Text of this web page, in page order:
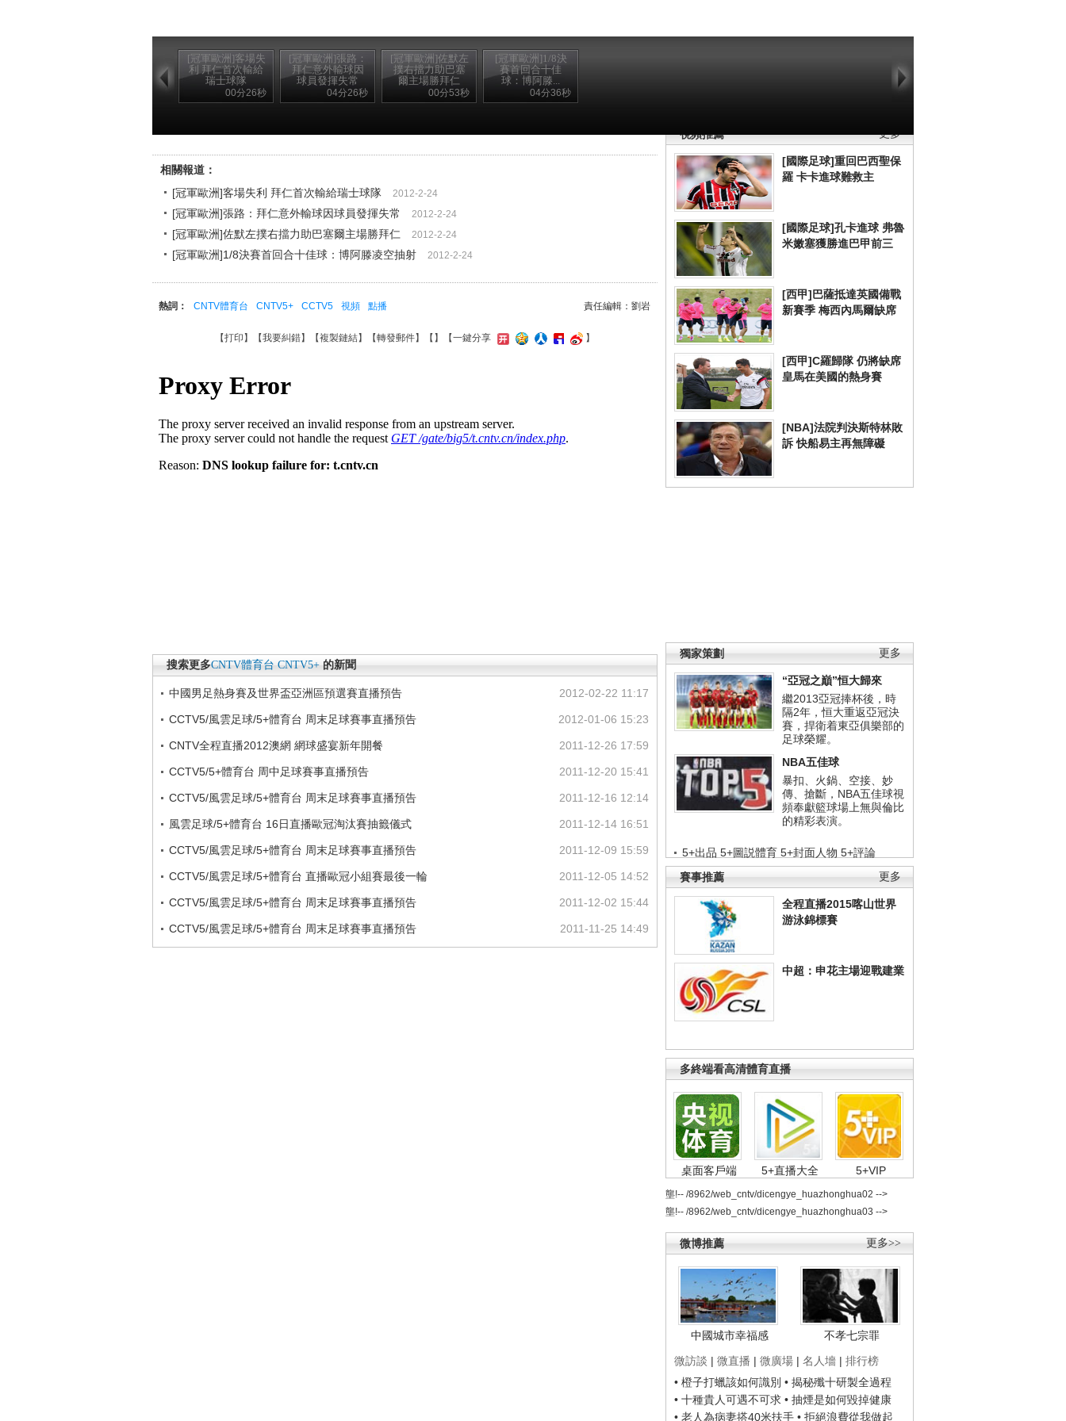
[冠軍歐洲]客場失
利 拜仁首次輸給
瑞士球隊
00分26秒
[冠軍歐洲]張路：
拜仁意外輸球因
球員發揮失常
04分26秒
[冠軍歐洲]佐默左
撲右擋力助巴塞
爾主場勝拜仁
00分53秒
[冠軍歐洲]1/8決
賽首回合十佳
球：博阿滕...
04分36秒
更多
視頻推薦
[國際足球]重回巴西聖保
羅 卡卡進球難救主
[國際足球]孔卡進球 弗魯
米嫩塞獲勝進巴甲前三
[西甲]巴薩抵達英國備戰
新賽季 梅西內馬爾缺席
[西甲]C羅歸隊 仍將缺席
皇馬在美國的熱身賽
[NBA]法院判決斯特林敗
訴 快船易主再無障礙
更多
獨家策劃
“亞冠之巔”恒大歸來
繼2013亞冠捧杯後，時
隔2年，恒大重返亞冠決
賽，捍衛着東亞俱樂部的
足球榮耀。
NBA五佳球
暴扣、火鍋、空接、妙
傳、搶斷，NBA五佳球視
頻奉獻籃球場上無與倫比
的精彩表演。
5+出品 5+圖説體育 5+封面人物 5+評論
更多
賽事推薦
全程直播2015喀山世界
游泳錦標賽
中超：申花主場迎戰建業
多終端看高清體育直播
桌面客戶端 5+直播大全 5+VIP
壟!-- /8962/web_cntv/dicengye_huazhonghua02 -->
壟!-- /8962/web_cntv/dicengye_huazhonghua03 -->
更多>>
微博推薦
中國城市幸福感
不孝七宗罪
微訪談 | 微直播 | 微廣場 | 名人墻 | 排行榜
• 橙子打蠟該如何識別 • 揭秘殲十研製全過程
• 十種貴人可遇不可求 • 抽煙是如何毀掉健康
• 老人為病妻搭40米扶手 • 拒絕浪費從我做起
相關報道：
[冠軍歐洲]客場失利 拜仁首次輸給瑞士球隊
2012-2-24
[冠軍歐洲]張路：拜仁意外輸球因球員發揮失常 2012-2-24
[冠軍歐洲]佐默左撲右擋力助巴塞爾主場勝拜仁 2012-2-24
[冠軍歐洲]1/8決賽首回合十佳球：博阿滕凌空抽射 2012-2-24
責任編輯：劉岩
熱詞： CNTV體育台 CNTV5+ CCTV5 視頻 點播
【打印 】【我要糾錯】【複製鏈結】【轉發郵件】【 】 【一鍵分享 】
搜索更多CNTV體育台 CNTV5+ 的新聞
2012-02-22 11:17
中國男足熱身賽及世界盃亞洲區預選賽直播預告
2012-01-06 15:23
CCTV5/風雲足球/5+體育台 周末足球賽事直播預告
2011-12-26 17:59
CNTV全程直播2012澳網 網球盛宴新年開餐
2011-12-20 15:41
CCTV5/5+體育台 周中足球賽事直播預告
2011-12-16 12:14
CCTV5/風雲足球/5+體育台 周末足球賽事直播預告
2011-12-14 16:51
風雲足球/5+體育台 16日直播歐冠淘汰賽抽籤儀式
2011-12-09 15:59
CCTV5/風雲足球/5+體育台 周末足球賽事直播預告
2011-12-05 14:52
CCTV5/風雲足球/5+體育台 直播歐冠小組賽最後一輪
2011-12-02 15:44
CCTV5/風雲足球/5+體育台 周末足球賽事直播預告
2011-11-25 14:49
CCTV5/風雲足球/5+體育台 周末足球賽事直播預告